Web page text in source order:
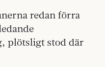
redan förra
plötsligt stod där